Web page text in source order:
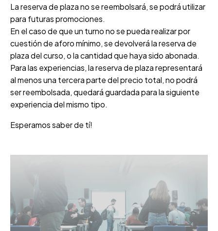
La reserva de plaza no se reembolsará, se podrá utilizar
para futuras promociones.
En el caso de que un turno no se pueda realizar por
cuestión de aforo mínimo, se devolverá la reserva de
plaza del curso, o la cantidad que haya sido abonada.
Para las experiencias, la reserva de plaza representará
al menos una tercera parte del precio total, no podrá
ser reembolsada, quedará guardada para la siguiente
experiencia del mismo tipo.
Esperamos saber de tí!